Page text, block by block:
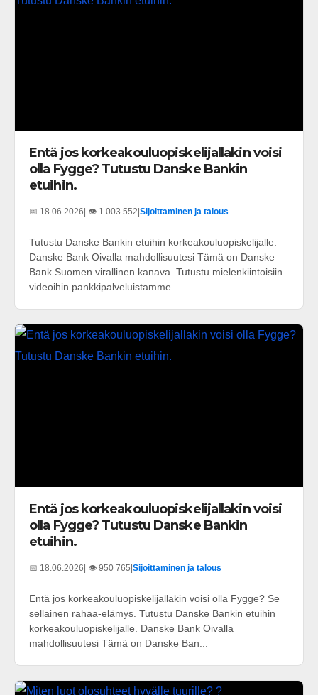
Entä jos korkeakouluopiskelijallakin voisi
olla Fygge? Tutustu Danske Bankin
etuihin.
📅 18.06.2026 | 👁️ 1 003 552 Sijoittaminen ja talous
Tutustu Danske Bankin etuihin korkeakouluopiskelijalle.
Danske Bank Oivalla mahdollisuutesi Tämä on Danske
Bank Suomen virallinen kanava. Tutustu mielenkiintoisiin
videoihin pankkipalveluistamme ...
Entä jos korkeakouluopiskelijallakin voisi
olla Fygge? Tutustu Danske Bankin
etuihin.
📅 18.06.2026| 👁️ 950 765|Sijoittaminen ja talous
Entä jos korkeakouluopiskelijallakin voisi olla Fygge? Se
sellainen rahaa-elämys. Tutustu Danske Bankin etuihin
korkeakouluopiskelijalle. Danske Bank Oivalla
mahdollisuutesi Tämä on Danske Ban...